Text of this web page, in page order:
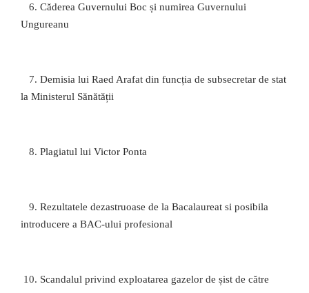
6. Căderea Guvernului Boc și numirea Guvernului
Ungureanu
7. Demisia lui Raed Arafat din funcția de subsecretar de stat
la Ministerul Sănătății
8. Plagiatul lui Victor Ponta
9. Rezultatele dezastruoase de la Bacalaureat si posibila
introducere a BAC-ului profesional
10. Scandalul privind exploatarea gazelor de șist de către